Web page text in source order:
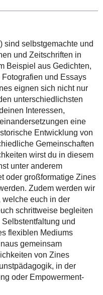
sind selbstgemachte und
und Zeitschriften in
Beispiel aus Gedichten,
und Essays
eignen sich nicht nur
unterschiedlichsten
Interessen,
eine
Entwicklung von
Gemeinschaften
wirst du in diesem
unter anderem
oder großformatige Zines
Zudem werden wir
euch in der
schrittweise begleiten
und
flexiblen Mediums
gemeinsam
von Zines
in der
oder Empowerment-